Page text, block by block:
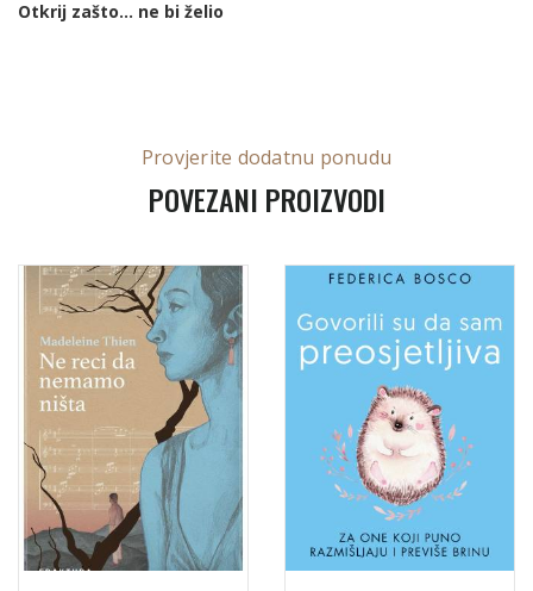
Otkrij zašto... ne bi želio
Provjerite dodatnu ponudu
POVEZANI PROIZVODI